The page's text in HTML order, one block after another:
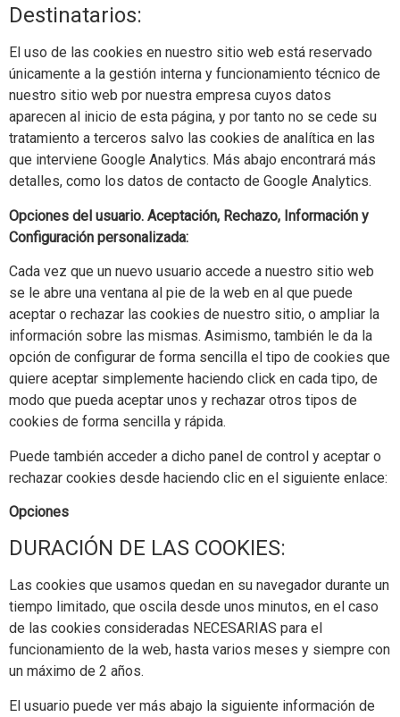
Destinatarios:
El uso de las cookies en nuestro sitio web está reservado
únicamente a la gestión interna y funcionamiento técnico de
nuestro sitio web por nuestra empresa cuyos datos
aparecen al inicio de esta página, y por tanto no se cede su
tratamiento a terceros salvo las cookies de analítica en las
que interviene Google Analytics. Más abajo encontrará más
detalles, como los datos de contacto de Google Analytics.
Opciones del usuario. Aceptación, Rechazo, Información y
Configuración personalizada:
Cada vez que un nuevo usuario accede a nuestro sitio web
se le abre una ventana al pie de la web en al que puede
aceptar o rechazar las cookies de nuestro sitio, o ampliar la
información sobre las mismas. Asimismo, también le da la
opción de configurar de forma sencilla el tipo de cookies que
quiere aceptar simplemente haciendo click en cada tipo, de
modo que pueda aceptar unos y rechazar otros tipos de
cookies de forma sencilla y rápida.
Puede también acceder a dicho panel de control y aceptar o
rechazar cookies desde haciendo clic en el siguiente enlace:
Opciones
DURACIÓN DE LAS COOKIES:
Las cookies que usamos quedan en su navegador durante un
tiempo limitado, que oscila desde unos minutos, en el caso
de las cookies consideradas NECESARIAS para el
funcionamiento de la web, hasta varios meses y siempre con
un máximo de 2 años.
El usuario puede ver más abajo la siguiente información de